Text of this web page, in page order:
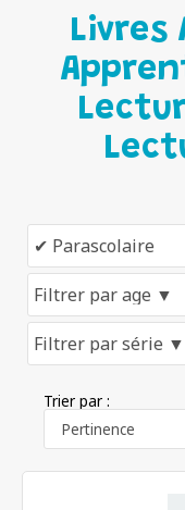
Livres
Trier par :